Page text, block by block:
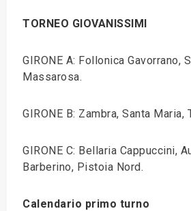
TORNEO GIOVANISSIMI
GIRONE A: Follonica Gavorrano,
Massarosa.
GIRONE B: Zambra, Santa Maria,
GIRONE C: Bellaria Cappuccini,
Barberino, Pistoia Nord.
Calendario primo turno